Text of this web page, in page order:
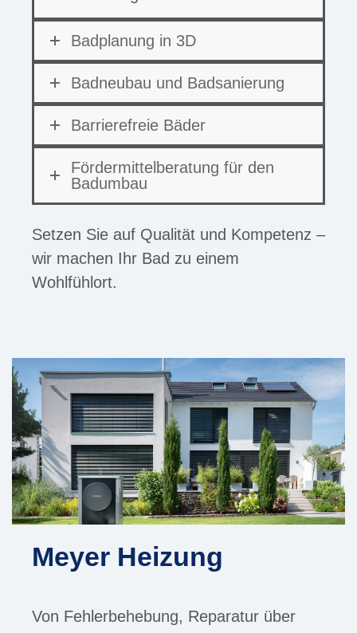
Badplanung in 3D
Badneubau und Badsanierung
Barrierefreie Bäder
Fördermittelberatung für den
Badumbau
Setzen Sie auf Qualität und Kompetenz –
wir machen Ihr Bad zu einem
Wohlfühlort.
Meyer Heizung
Von Fehlerbehebung, Reparatur über